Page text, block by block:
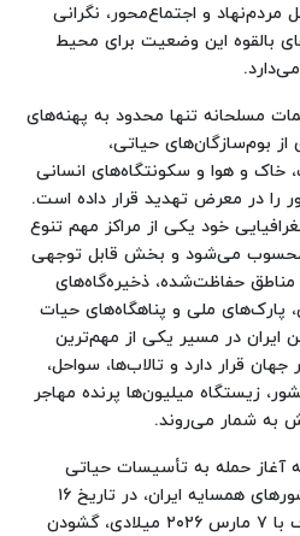
از بیش از 1200 تشکل مردم‌نهاد و اجتماع‌محور، نگرانی
بالقوه این وضعیت برای محیط
مسلحانه تنها محدود به پهنه‌های
بوم‌سازگان‌های حیاتی،
خاک و هوا و سکونتگاه‌های انسانی
را در معرض تهدید قرار داده است.
خود یکی از مراکز مهم تنوع
می‌شود و بخش قابل توجهی
مناطق حفاظت‌شده، ذخیره‌گاه‌های
پارک‌های ملی و پناهگاه‌های حیات
در مسیر یکی از مهم‌ترین
قرار دارد و تالاب‌ها، سواحل،
زیستگاه میلیون‌ها پرنده مهاجر
به شمار می‌روند.
آغاز حمله به تأسیسات حیاتی
زیرساختی، از مبداء یکی از کشورهای همسایه ایران، در تاریخ ۱۶
اسفند ۱۴۰۴ خورشیدی، مصادف با ۷ مارس ۲۰۲۶ میلادی، گشودن